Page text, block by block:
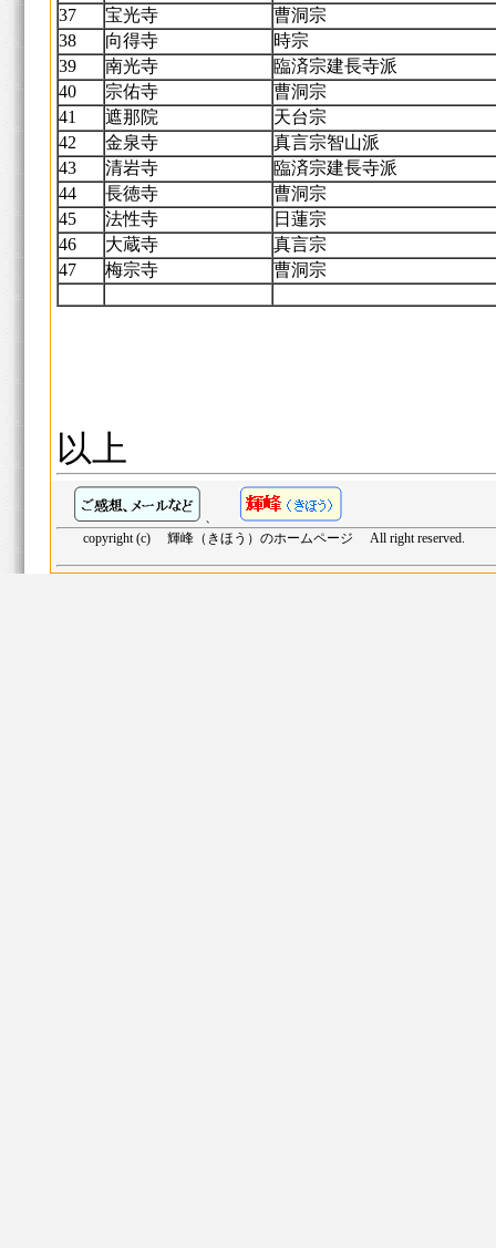
37
宝光寺
曹洞宗
38
向得寺
時宗
39
南光寺
臨済宗建長寺派
40
宗佑寺
曹洞宗
41
遮那院
天台宗
42
金泉寺
真言宗智山派
43
清岩寺
臨済宗建長寺派
44
長徳寺
曹洞宗
45
法性寺
日蓮宗
46
大蔵寺
真言宗
47
梅宗寺 曹洞宗
以上
、
copyright (c) 輝峰（きほう）のホームページ All right reserved.